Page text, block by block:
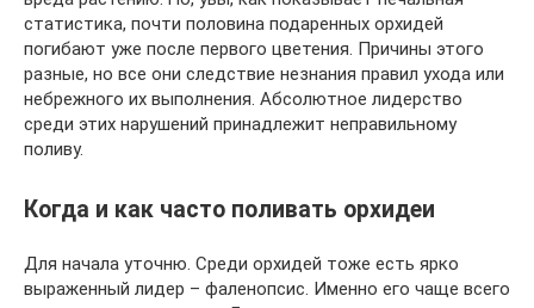
статистика, почти половина подаренных орхидей
погибают уже после первого цветения. Причины этого
разные, но все они следствие незнания правил ухода или
небрежного их выполнения. Абсолютное лидерство
среди этих нарушений принадлежит неправильному
поливу.
Когда и как часто поливать орхидеи
Для начала уточню. Среди орхидей тоже есть ярко
выраженный лидер – фаленопсис. Именно его чаще всего